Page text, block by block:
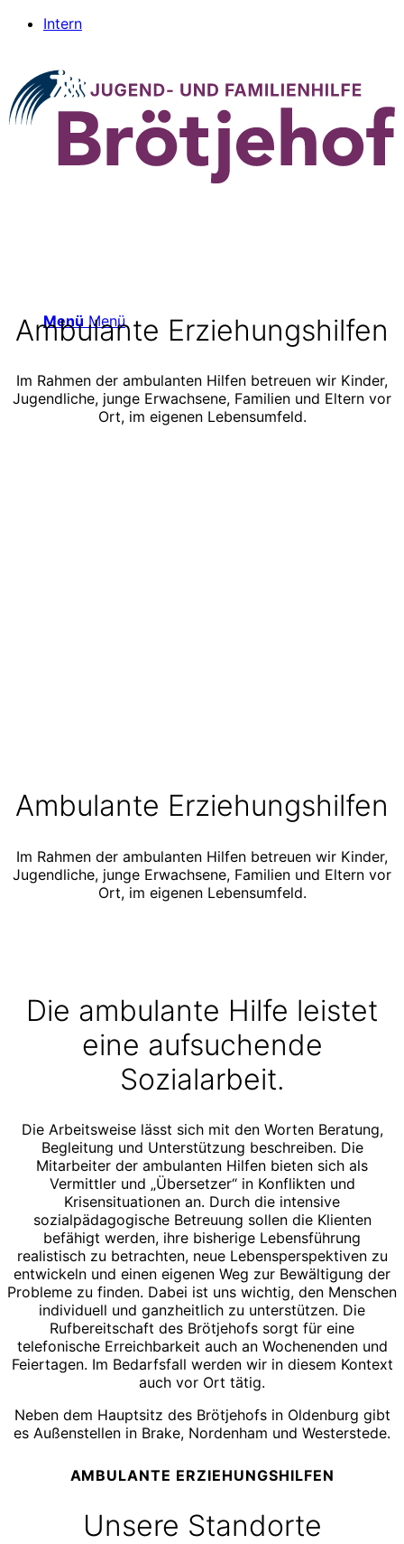
Intern
Menü Menü
Ambulante Erziehungshilfen
Im Rahmen der ambulanten Hilfen betreuen wir Kinder,
Jugendliche, junge Erwachsene, Familien und Eltern vor
Ort, im eigenen Lebensumfeld.
Ambulante Erziehungshilfen
Im Rahmen der ambulanten Hilfen betreuen wir Kinder,
Jugendliche, junge Erwachsene, Familien und Eltern vor
Ort, im eigenen Lebensumfeld.
Die ambulante Hilfe leistet
eine aufsuchende
Sozialarbeit.
Die Arbeitsweise lässt sich mit den Worten Beratung,
Begleitung und Unterstützung beschreiben. Die
Mitarbeiter der ambulanten Hilfen bieten sich als
Vermittler und „Übersetzer“ in Konflikten und
Krisensituationen an. Durch die intensive
sozialpädagogische Betreuung sollen die Klienten
befähigt werden, ihre bisherige Lebensführung
realistisch zu betrachten, neue Lebensperspektiven zu
entwickeln und einen eigenen Weg zur Bewältigung der
Probleme zu finden. Dabei ist uns wichtig, den Menschen
individuell und ganzheitlich zu unterstützen. Die
Rufbereitschaft des Brötjehofs sorgt für eine
telefonische Erreichbarkeit auch an Wochenenden und
Feiertagen. Im Bedarfsfall werden wir in diesem Kontext
auch vor Ort tätig.
Neben dem Hauptsitz des Brötjehofs in Oldenburg gibt
es Außenstellen in Brake, Nordenham und Westerstede.
AMBULANTE ERZIEHUNGSHILFEN
Unsere Standorte